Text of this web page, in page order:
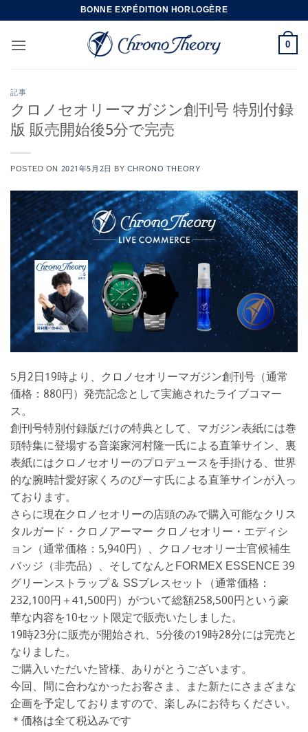
to
content
BONNE EXPÉDITION HORLOGÈRE
0
記事
クロノセオリーマガジン創刊号 特別付録
版 販売開始後5分で完売
POSTED ON 2021年5月2日 BY CHRONO THEORY
5月2日19時より、クロノセオリーマガジン創刊号（通常
価格：880円）発売記念として実施されたライブコマー
ス。
創刊号特別付録版だけの特典として、マガジン表紙には巻
頭特集に登場する音楽家河村隆一氏による直筆サイン、裏
表紙にはクロノセオリーのプロデュースを手掛ける、世界
的な腕時計愛好家くろのぴーす氏による直筆サインが入っ
ております。
さらに現在クロノセオリーの店頭のみで購入可能なクリス
タルガード・クロノアーマー クロノセオリー・エディシ
ョン（通常価格：5,940円）、クロノセオリー士官候補生
バッジ（非売品）、そしてなんとFORMEX ESSENCE 39
グリーンストラップ＆ SSブレスセット（通常価格：
232,100円＋41,500円）がついて総額258,500円という豪
華な内容を10セット限定で販売いたしました。
19時23分に販売が開始され、5分後の19時28分には完売と
なりました。
ご購入いただいた皆様、ありがとうございます。
今回、間に合わなかったお客さま、また新たにさまざまな
企画を予定しておりますので、楽しみにお待ちください。
＊価格は全て税込みです